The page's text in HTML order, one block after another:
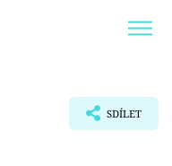
SDÍLET